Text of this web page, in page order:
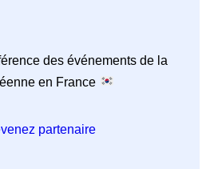
des événements de la
en France
partenaire